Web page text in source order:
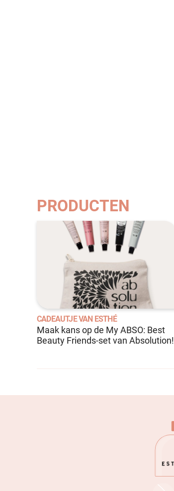
PRODUCTEN
CADEAUTJE VAN ESTHÉ
Maak kans op de My ABSO: Best
Beauty Friends-set van Absolution!